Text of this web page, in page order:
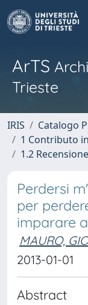
ArTS
Trieste
IRIS
Catalogo
1 Contributo
1.2
Perdersi
per
imparare
MAURO,
2013-01-01
Abstract